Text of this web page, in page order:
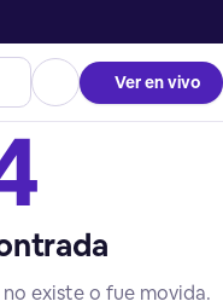
Ver en vivo
existe o fue movida.